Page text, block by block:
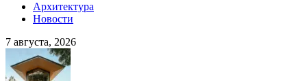
Архитектура
Новости
7 августа, 2026